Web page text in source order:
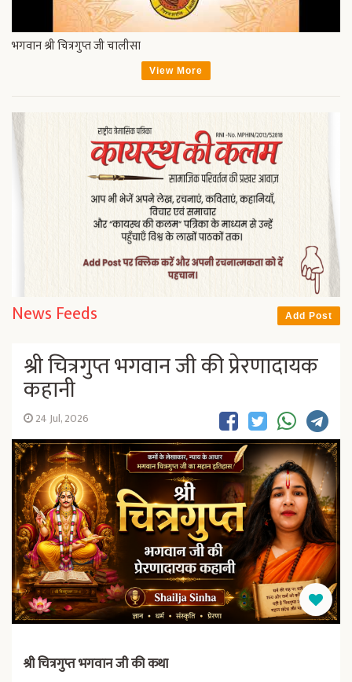
भगवान श्री चित्रगुप्त जी चालीसा
View More
News Feeds Add Post
श्री चित्रगुप्त भगवान जी की प्रेरणादायक
कहानी
24 Jul, 2026
श्री चित्रगुप्त भगवान जी की कथा